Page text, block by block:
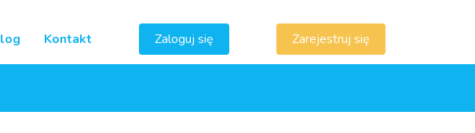
Kontakt Zaloguj się Zarejestruj się